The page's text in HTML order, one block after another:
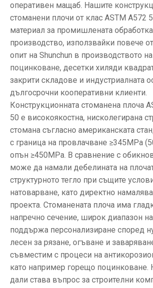
оперативен мащаб. Нашите
стоманени плочи от клас ASTM A572
материал за промишлената
производство, използвайки повече
опит на Shunchun в производството
поцинковане, десетки хиляди
закрити складове и индустриалната
дългосрочни кооперативни клиенти.
Конструкционната стоманена плоча
50 е високоякостна, нисколегирана
стомана съгласно американската
с граница на провлачване ≥345MPa
опън ≥450MPa. В сравнение с
може да намали дебелината на
структурното тегло при същите
натоварване, като директно
проекта. Стоманената плоча има
напречно сечение, широк диапазон
поддържа персонализиране според
лесен за рязане, огъване и
съвместим с процеси на
като например горещо поцинковане.
дали става въпрос за строителни